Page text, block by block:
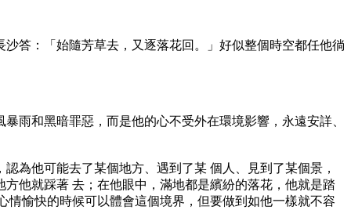
答：「始隨芳草去，又逐落花回。」好似整個時空都任他徜
和黑暗罪惡，而是他的心不受外在環境影響，永遠安詳、
他可能去了某個地方、遇到了某 個人、見到了某個景，
他就踩著 去；在他眼中，滿地都是繽紛的落花，他就是踏
愉快的時候可以體會這個境界，但要做到如他一樣就不容